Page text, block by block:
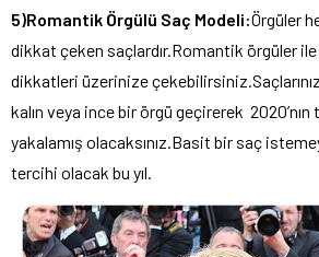
5)Romantik Örgülü Saç Modeli:Örgüler
dikkat çeken saçlardır.Romantik örgüler
dikkatleri üzerinize
kalın veya ince bir örgü geçirerek 2020’nın
yakalamış olacaksınız.Basit bir saç
tercihi olacak bu yıl.